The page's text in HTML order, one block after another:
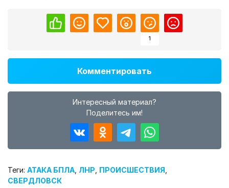
1
Комментировать
Интересный материал?
Поделитесь им!
Теги: АТАКА БПЛА ЛНР ПРОИСШЕСТВИЯ
СВЕРДЛОВСК